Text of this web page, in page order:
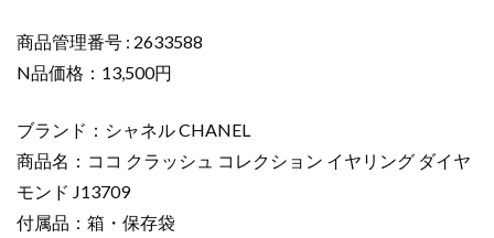
コ
レ
シ
ン
イ
ヤ
商品管理番号 : 2633588
N品価格：13,500円
ブランド：シャネル CHANEL
商品名：ココ クラッシュ コレクション イヤリング ダイヤ
モンド J13709
付属品：箱・保存袋